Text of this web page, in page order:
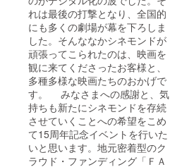
れは最後の打撃となり、全国的
にも多くの劇場が幕を下ろしま
した。そんななかシネモンドが
頑張ってこられたのは、映画を
観に来てくださったお客様と、
多種多様な映画たちのおかげで
す。 みなさまへの感謝と、気
持ちも新たにシネモンドを存続
させていくことへの希望をこめ
て15周年記念イベントを行いた
いと思います。地元密着型のク
ラウド・ファンディング「ＦＡ